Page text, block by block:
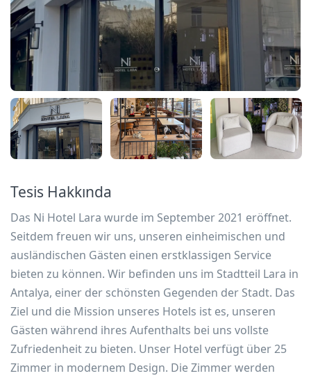
Tesis Hakkında
Das Ni Hotel Lara wurde im September 2021 eröffnet.
Seitdem freuen wir uns, unseren einheimischen und
ausländischen Gästen einen erstklassigen Service
bieten zu können. Wir befinden uns im Stadtteil Lara in
Antalya, einer der schönsten Gegenden der Stadt. Das
Ziel und die Mission unseres Hotels ist es, unseren
Gästen während ihres Aufenthalts bei uns vollste
Zufriedenheit zu bieten. Unser Hotel verfügt über 25
Zimmer in modernem Design. Die Zimmer werden